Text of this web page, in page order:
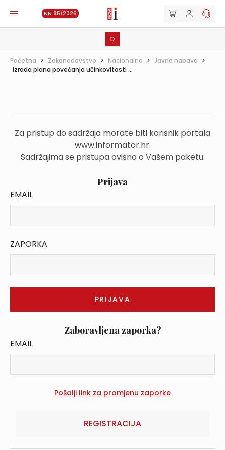
NN 85/2026
Početna > Zakonodavstvo > Nacionalno > Javna nabava >
izrada plana povećanja učinkovitosti ...
Za pristup do sadržaja morate biti korisnik portala
www.informator.hr.
Sadržajima se pristupa ovisno o Vašem paketu.
Prijava
EMAIL
ZAPORKA
Zaboravljena zaporka?
EMAIL
REGISTRACIJA